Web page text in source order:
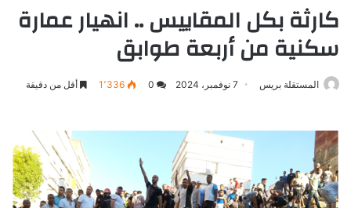
كارثة بكل المقاييس .. انهيار عمارة
سكنية من أربعة طوابق
المستقلة بريس 7 نوفمبر، 2024 0 1٬336 أقل من دقيقة